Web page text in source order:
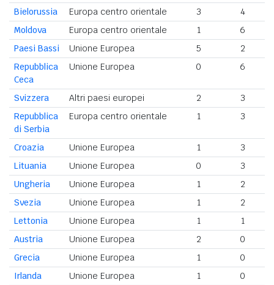
Bielorussia Europa centro orientale 3
4
Moldova
Europa centro orientale 1
6
Paesi Bassi
Unione Europea 5
2
Repubblica
Ceca
Unione Europea 0 6
Svizzera Altri paesi europei 2 3
Repubblica
di Serbia
Europa centro orientale 1 3
Croazia Unione Europea 1
3
Lituania
Unione Europea 0
3
Ungheria
Unione Europea 1
2
Svezia
Unione Europea 1
2
Lettonia
Unione Europea 1
1
Austria
Unione Europea 2
0
Grecia
Unione Europea 1
0
Irlanda
Unione Europea 1
0